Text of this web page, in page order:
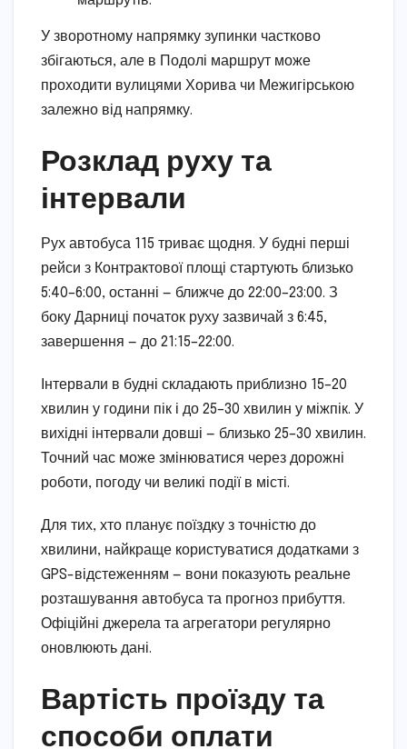
У зворотному напрямку зупинки частково
збігаються, але в Подолі маршрут може
проходити вулицями Хорива чи Межигірською
залежно від напрямку.
Розклад руху та
інтервали
Рух автобуса 115 триває щодня. У будні перші
рейси з Контрактової площі стартують близько
5:40–6:00, останні — ближче до 22:00–23:00. З
боку Дарниці початок руху зазвичай з 6:45,
завершення — до 21:15–22:00.
Інтервали в будні складають приблизно 15–20
хвилин у години пік і до 25–30 хвилин у міжпік. У
вихідні інтервали довші — близько 25–30 хвилин.
Точний час може змінюватися через дорожні
роботи, погоду чи великі події в місті.
Для тих, хто планує поїздку з точністю до
хвилини, найкраще користуватися додатками з
GPS-відстеженням — вони показують реальне
розташування автобуса та прогноз прибуття.
Офіційні джерела та агрегатори регулярно
оновлюють дані.
Вартість проїзду та
способи оплати